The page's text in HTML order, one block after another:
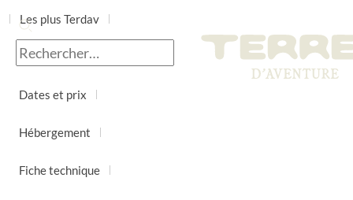
Les plus Terdav
Jour par jour
Dates et prix
Hébergement
Fiche technique